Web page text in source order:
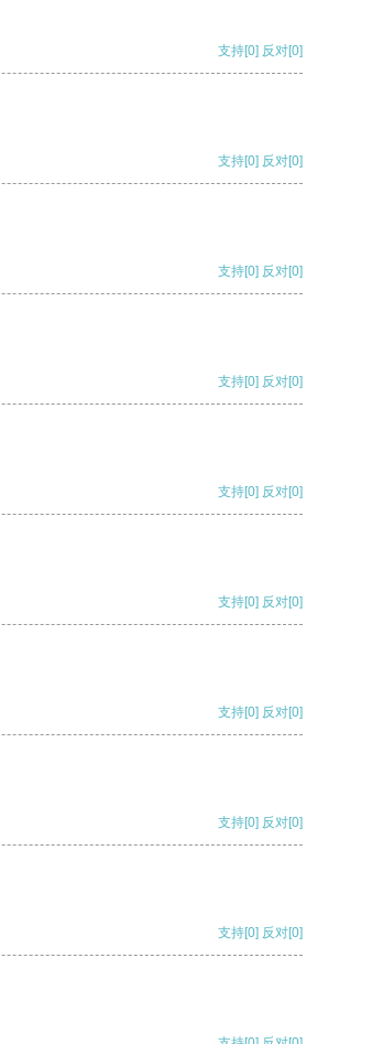
支持[0] 反对[0]
支持[0] 反对[0]
支持[0] 反对[0]
支持[0] 反对[0]
支持[0] 反对[0]
支持[0] 反对[0]
支持[0] 反对[0]
支持[0] 反对[0]
支持[0] 反对[0]